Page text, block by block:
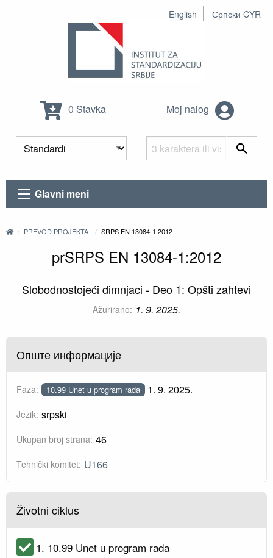
English Српски CYR
0 Stavka Moj nalog
Glavni meni
PREVOD PROJEKTA SRPS EN 13084-1:2012
prSRPS EN 13084-1:2012
Slobodnostojeći dimnjaci - Deo 1: Opšti zahtevi
Ažurirano: 1. 9. 2025.
Опште информације
Faza: 10.99 Unet u program rada 1. 9. 2025.
Jezik: srpski
Ukupan broj strana: 46
Tehnički komitet: U166
Životni ciklus
1. 10.99 Unet u program rada